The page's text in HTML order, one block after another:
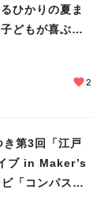
ひかりの夏ま
どもが喜ぶワ
ローショーも
2
き第3回「江戸
ブ in Maker’s
「コンパス」